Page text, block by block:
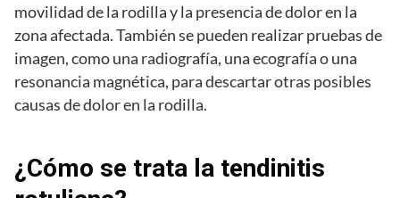
movilidad de la rodilla y la presencia de dolor en la
zona afectada. También se pueden realizar pruebas de
imagen, como una radiografía, una ecografía o una
resonancia magnética, para descartar otras posibles
causas de dolor en la rodilla.
¿Cómo se trata la tendinitis